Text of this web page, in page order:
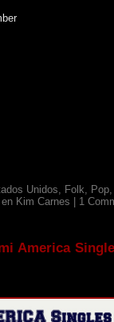
Unidos, Folk, Pop
Kim Carnes 1
America